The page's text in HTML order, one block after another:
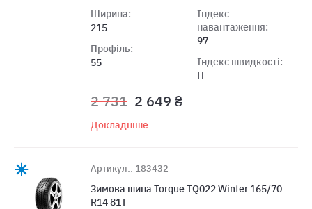
Ширина:
215
Профіль:
55
Індекс
навантаження:
97
Індекс швидкості:
H
2 731 2 649 ₴
Докладніше
Артикул:: 183432
Зимова шина Torque TQ022 Winter 165/70
R14 81T